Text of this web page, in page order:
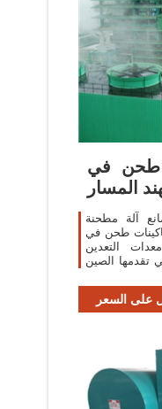
طحن في
المسار
آلة مطحنة
طحن في
التعدين
تقدمها الصين
على السعر